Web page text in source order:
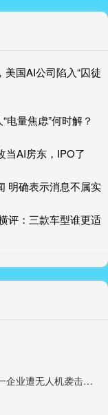
国AI公司陷入“囚徒
电量焦虑”何时解？
当AI房东，IPO了
明确表示消息不属实
评：三款车型谁更适
线上配资交易 俄中部一企业遭无人机袭击造成至少3人死亡